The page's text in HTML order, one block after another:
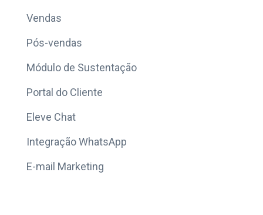
Vendas
Pós-vendas
Módulo de Sustentação
Portal do Cliente
Eleve Chat
Integração WhatsApp
E-mail Marketing